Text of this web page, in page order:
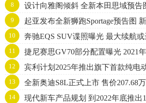
8 设计向雅阁倾斜 全新本田思域预告
9 起亚发布全新狮跑Sportage预告图
10 奔驰EQS SUV谍照曝光 最大续航或
11 捷尼赛思GV70部分配置曝光 2021
12 宾利计划2025年推出旗下首款纯电
13 全新奥迪S8L正式上市 售价207.68万
14 现代新车产品规划 到2022年底推出